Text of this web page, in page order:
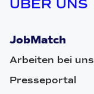
ÜBER UNS
JobMatch
Arbeiten bei uns
Presseportal